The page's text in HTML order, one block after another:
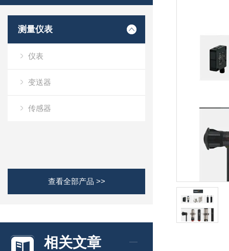
测量仪表
仪表
变送器
传感器
查看全部产品 >>
相关文章